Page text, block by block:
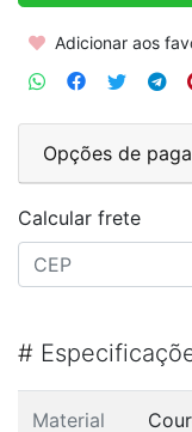
Adicionar aos
Opções de
Calcular frete
#
Material